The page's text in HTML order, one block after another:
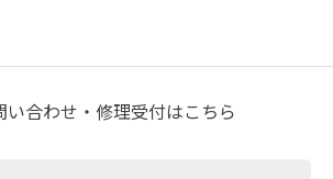
い合わせ・修理受付はこちら
量・熱量同時測